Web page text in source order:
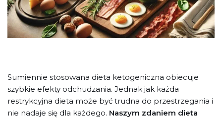
Sumiennie stosowana dieta ketogeniczna obiecuje
szybkie efekty odchudzania. Jednak jak każda
restrykcyjna dieta może być trudna do przestrzegania i
nie nadaje się dla każdego. Naszym zdaniem dieta